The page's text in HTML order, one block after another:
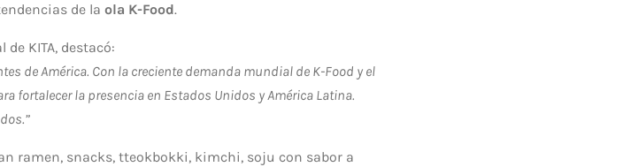
de la ola K-Food.
KITA, destacó:
de América. Con la creciente demanda mundial de K-Food y el
fortalecer la presencia en Estados Unidos y América Latina.
ramen, snacks, tteokbokki, kimchi, soju con sabor a